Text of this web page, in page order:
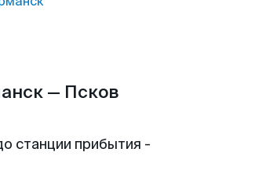
— Псков
станции прибытия -